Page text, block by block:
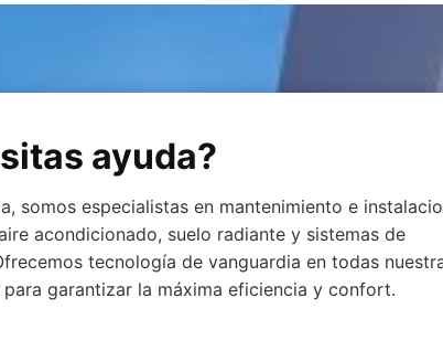
ayuda?
somos especialistas en mantenimiento e
acondicionado, suelo radiante y sistemas de
tecnología de vanguardia en todas
para garantizar la máxima eficiencia y confort.